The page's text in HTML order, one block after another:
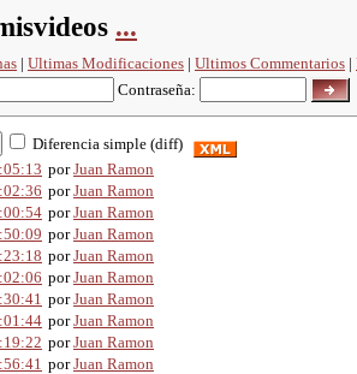
...
| Ultimas Modificaciones | Ultimos Commentarios |
Contraseña:
Diferencia simple (diff)
porJuan Ramon
porJuan Ramon
porJuan Ramon
porJuan Ramon
porJuan Ramon
porJuan Ramon
porJuan Ramon
porJuan Ramon
porJuan Ramon
porJuan Ramon